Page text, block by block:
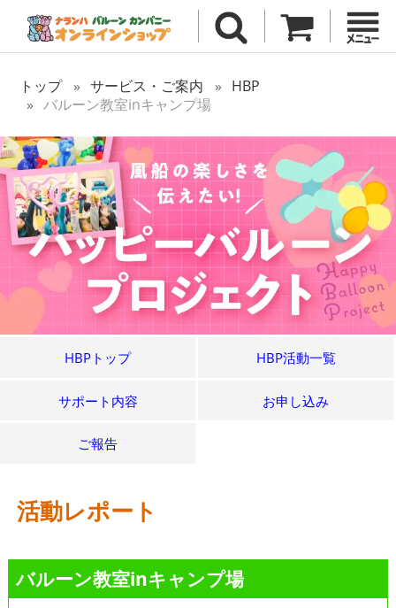
トップ サービス・ご案内
HBP
バルーン教室inキャンプ場
HBPトップ HBP活動一覧
サポート内容 お申し込み
ご報告
活動レポート
バルーン教室inキャンプ場